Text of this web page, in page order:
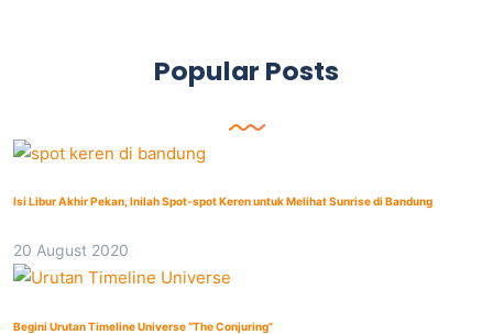
Popular Posts
Isi Libur Akhir Pekan, Inilah Spot-spot Keren untuk Melihat Sunrise di Bandung
20 August 2020
Begini Urutan Timeline Universe “The Conjuring”